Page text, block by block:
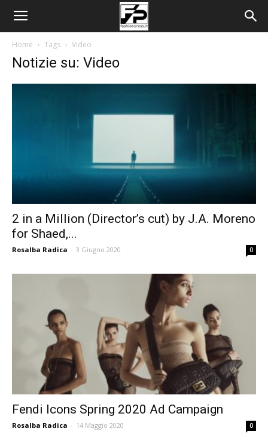
Home Tags Video
Notizie su: Video
2 in a Million (Director’s cut) by J.A. Moreno
for Shaed,...
Rosalba Radica - 3 Giugno 2020 0
Fendi Icons Spring 2020 Ad Campaign
Rosalba Radica - 14 Maggio 2020 0